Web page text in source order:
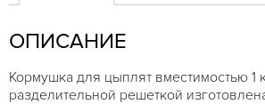
кг,
ОПИСАНИЕ
Кормушка для цыплят вместимостью 1
разделительной решеткой